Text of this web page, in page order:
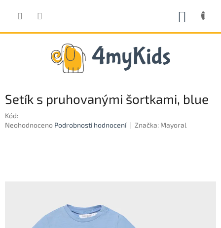
Setík s pruhovanými šortkami, blue
Kód:
Průměrné
Neohodnoceno Podrobnosti hodnocení Značka: Mayoral